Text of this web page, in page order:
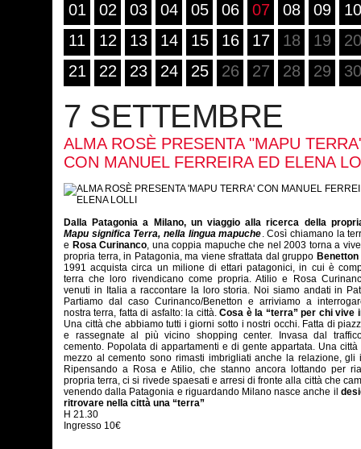
01 02 03 04 05 06 07 08 09
10
11
12 13 14 15 16 17 18 19
20
21
22 23 24 25 26 27 28 29 30
7 SETTEMBRE
ALMA ROSÈ PRESENTA "MAPU
CON MANUEL FERREIRA ED ELENA
Dalla Patagonia a Milano, un viaggio alla ricerca della
Mapu significa Terra, nella lingua mapuche. Così chiamano la
e Rosa Curinanco, una coppia mapuche che nel 2003 torna a
propria terra, in Patagonia, ma viene sfrattata dal gruppo Benetton
1991 acquista circa un milione di ettari patagonici, in cui è
terra che loro rivendicano come propria. Atilio e Rosa
venuti in Italia a raccontare la loro storia. Noi siamo andati in
Partiamo dal caso Curinanco/Benetton e arriviamo a
nostra terra, fatta di asfalto: la città.Cosa è la “terra” per chi vive
Una città che abbiamo tutti i giorni sotto i nostri occhi. Fatta di
e rassegnate al più vicino shopping center. Invasa dal
cemento. Popolata di appartamenti e di gente appartata. Una città
mezzo al cemento sono rimasti imbrigliati anche la relazione, gli
Ripensando a Rosa e Atilio, che stanno ancora lottando per
propria terra, ci si rivede spaesati e arresi di fronte alla città che
venendo dalla Patagonia e riguardando Milano nasce anche il
ritrovare nella città una “terra”
H 21.30
Ingresso 10€